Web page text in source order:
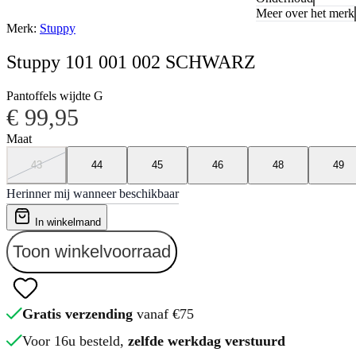
Meer over het merk
Merk: Stuppy
Stuppy 101 001 002 SCHWARZ
Pantoffels wijdte G
€ 99,95
Maat
43 44 45 46 48 49
Herinner mij wanneer beschikbaar
In winkelmand
Toon winkelvoorraad
Gratis verzending vanaf €75
Voor 16u besteld, zelfde werkdag verstuurd